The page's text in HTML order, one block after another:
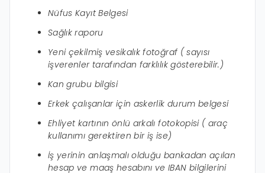
Nüfus Kayıt Belgesi
Sağlık raporu
Yeni çekilmiş vesikalık fotoğraf ( sayısı
işverenler tarafından farklılık gösterebilir.)
Kan grubu bilgisi
Erkek çalışanlar için askerlik durum belgesi
Ehliyet kartının önlü arkalı fotokopisi ( araç
kullanımı gerektiren bir iş ise)
İş yerinin anlaşmalı olduğu bankadan açılan
hesap ve maaş hesabını ve IBAN bilgilerini